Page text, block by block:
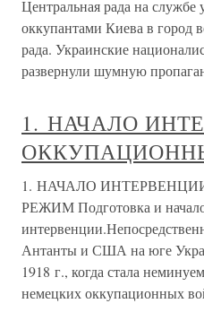
Центральная рада на службе
оккупантами Киева в город
рада. Украинские
развернули шумную
1. НАЧАЛО
1. НАЧАЛО
РЕЖИМ Подготовка и
Антанты и США на юге
1918 г., когда стала
немецких оккупационных